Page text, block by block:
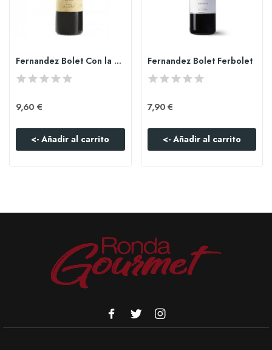
Fernandez Bolet Con la venia Roble
9,60 €
<- Añadir al carrito
Fernandez Bolet Ferbolet
7,90 €
<- Añadir al carrito